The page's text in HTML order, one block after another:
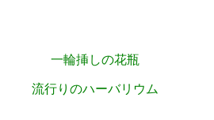
一輪挿しの花瓶
流行りのハーバリウム